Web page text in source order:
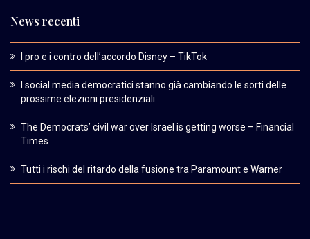
News recenti
I pro e i contro dell’accordo Disney – TikTok
I social media democratici stanno già cambiando le sorti delle
prossime elezioni presidenziali
The Democrats’ civil war over Israel is getting worse – Financial
Times
Tutti i rischi del ritardo della fusione tra Paramount e Warner